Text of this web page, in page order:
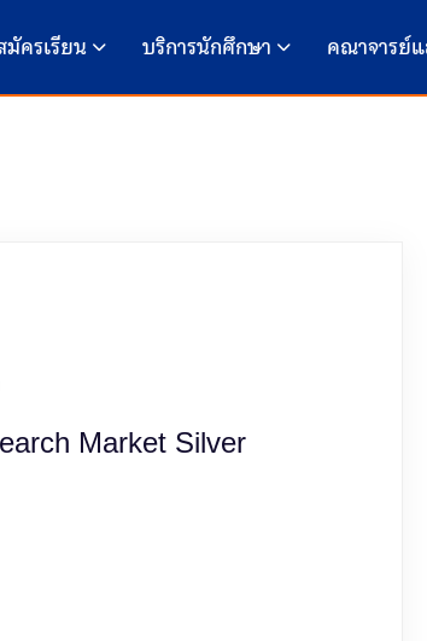
มัครเรียน บริการนักศึกษา คณาจารย์
Market Silver